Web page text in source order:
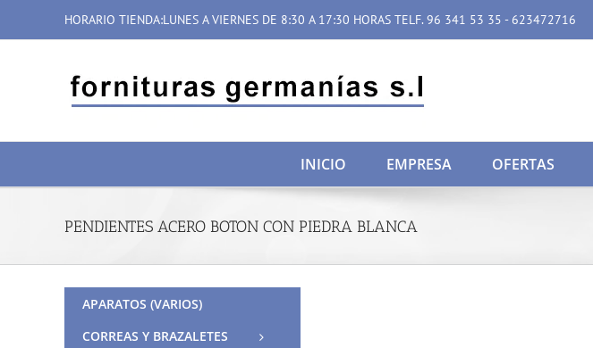
contenido
HORARIO TIENDA:LUNES A VIERNES DE 8:30 A 17:30 HORAS TELF. 96 341 53 35 - 623472716
INICIO EMPRESA OFERTAS
PENDIENTES ACERO BOTON CON PIEDRA BLANCA
APARATOS (VARIOS)
CORREAS Y BRAZALETES